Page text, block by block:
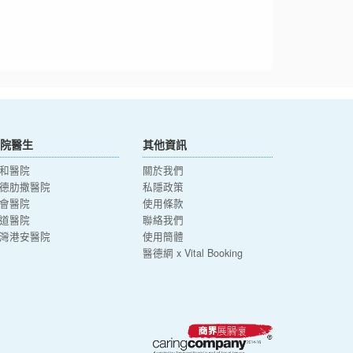
醫生
醫院
肋撒醫院
醫院
醫院
港安醫院
其他資訊
關於我們
私隱政策
使用條款
聯絡我們
使用簡體
醫德網 x Vital Booking